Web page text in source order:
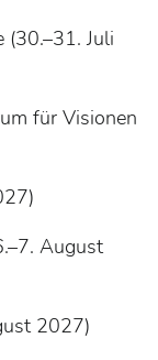
(30.–31. Juli
für Visionen
August
2027)